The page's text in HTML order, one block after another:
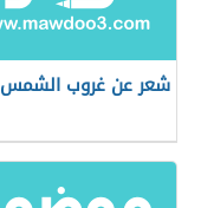
شعر عن غروب الشمس